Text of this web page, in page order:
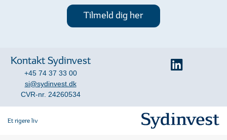
Tilmeld dig her
Kontakt Sydinvest
+45 74 37 33 00
si@sydinvest.dk
CVR-nr. 24260534
Et rigere liv